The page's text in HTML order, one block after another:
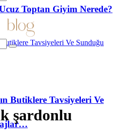
Toptan Giyim Nerede?
Butiklere Tavsiyeleri Ve
şardonlu